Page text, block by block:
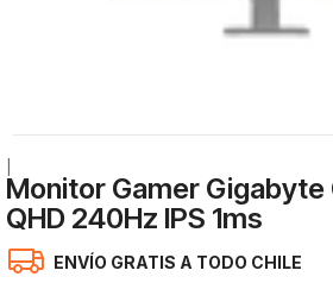
Monitor Gamer Gigabyte
QHD 240Hz IPS 1ms
ENVÍO GRATIS A TODO CHILE